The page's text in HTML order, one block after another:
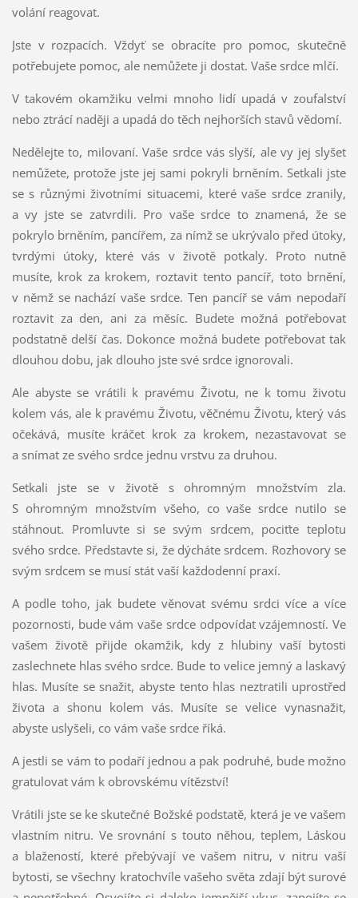
volání reagovat.
Jste v rozpacích. Vždyť se obracíte pro pomoc, skutečně
potřebujete pomoc, ale nemůžete ji dostat. Vaše srdce mlčí.
V takovém okamžiku velmi mnoho lidí upadá v zoufalství
nebo ztrácí naději a upadá do těch nejhorších stavů vědomí.
Nedělejte to, milovaní. Vaše srdce vás slyší, ale vy jej slyšet
nemůžete, protože jste jej sami pokryli brněním. Setkali jste
se s různými životními situacemi, které vaše srdce zranily,
a vy jste se zatvrdili. Pro vaše srdce to znamená, že se
pokrylo brněním, pancířem, za nímž se ukrývalo před útoky,
tvrdými útoky, které vás v životě potkaly. Proto nutně
musíte, krok za krokem, roztavit tento pancíř, toto brnění,
v němž se nachází vaše srdce. Ten pancíř se vám nepodaří
roztavit za den, ani za měsíc. Budete možná potřebovat
podstatně delší čas. Dokonce možná budete potřebovat tak
dlouhou dobu, jak dlouho jste své srdce ignorovali.
Ale abyste se vrátili k pravému Životu, ne k tomu životu
kolem vás, ale k pravému Životu, věčnému Životu, který vás
očekává, musíte kráčet krok za krokem, nezastavovat se
a snímat ze svého srdce jednu vrstvu za druhou.
Setkali jste se v životě s ohromným množstvím zla.
S ohromným množstvím všeho, co vaše srdce nutilo se
stáhnout. Promluvte si se svým srdcem, pociťte teplotu
svého srdce. Představte si, že dýcháte srdcem. Rozhovory se
svým srdcem se musí stát vaší každodenní praxí.
A podle toho, jak budete věnovat svému srdci více a více
pozornosti, bude vám vaše srdce odpovídat vzájemností. Ve
vašem životě přijde okamžik, kdy z hlubiny vaší bytosti
zaslechnete hlas svého srdce. Bude to velice jemný a laskavý
hlas. Musíte se snažit, abyste tento hlas neztratili uprostřed
života a shonu kolem vás. Musíte se velice vynasnažit,
abyste uslyšeli, co vám vaše srdce říká.
A jestli se vám to podaří jednou a pak podruhé, bude možno
gratulovat vám k obrovskému vítězství!
Vrátili jste se ke skutečné Božské podstatě, která je ve vašem
vlastním nitru. Ve srovnání s touto něhou, teplem, Láskou
a blažeností, které přebývají ve vašem nitru, v nitru vaší
bytosti, se všechny kratochvíle vašeho světa zdají být surové